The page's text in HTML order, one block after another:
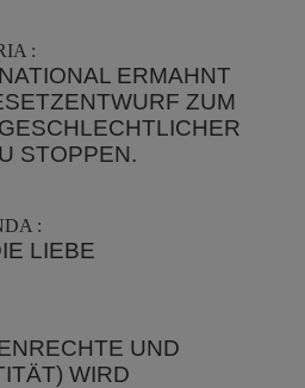
:
ERMAHNT
ZUM
STOPPEN.
:
LIEBE
UND
WIRD